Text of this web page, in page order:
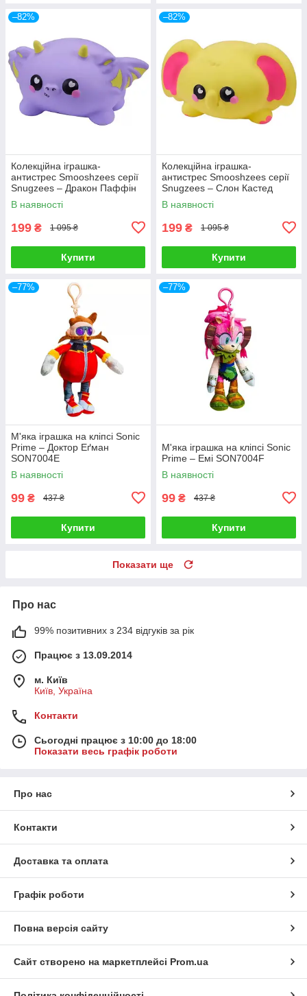
–82%
Колекційна іграшка-
антистрес Smooshzees серії
Snugzees – Дракон Паффін
08234
В наявності
199 ₴ 1 095 ₴
Купити
–82%
Колекційна іграшка-
антистрес Smooshzees серії
Snugzees – Слон Кастед
08237
В наявності
199 ₴ 1 095 ₴
Купити
–77%
М'яка іграшка на кліпсі Sonic
Prime – Доктор Еґман
SON7004E
В наявності
99 ₴ 437 ₴
Купити
–77%
М'яка іграшка на кліпсі Sonic
Prime – Емі SON7004F
В наявності
99 ₴ 437 ₴
Купити
Показати ще
Про нас
99% позитивних з 234 відгуків за рік
Працює з 13.09.2014
м. Київ
Київ, Україна
Контакти
Сьогодні працює з 10:00 до 18:00
Показати весь графік роботи
Про нас
Контакти
Доставка та оплата
Графік роботи
Повна версія сайту
Сайт створено на маркетплейсі Prom.ua